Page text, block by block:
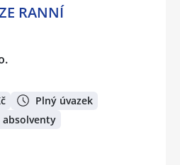
RANNÍ
Plný úvazek